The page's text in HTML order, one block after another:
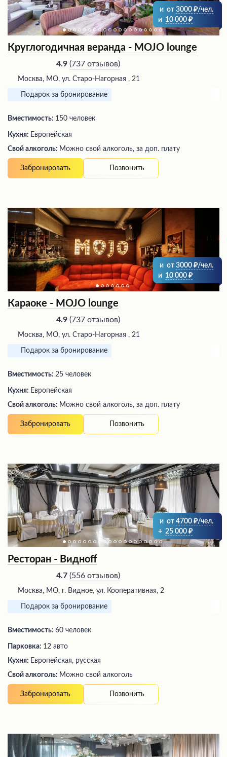
и от 3000
/чел.
и 10 000
Круглогодичная веранда - MOJO lounge
4.9 (737 отзывов)
Москва, МО, ул. Старо-Нагорная , 21
Подарок за бронирование
Вместимость: 150 человек
Кухня: Европейская
Свой алкоголь: Можно свой алкоголь, за доп. плату
Забронировать Позвонить
и от 3000
/чел.
и 10 000
Караоке - MOJO lounge
4.9 (737 отзывов)
Москва, МО, ул. Старо-Нагорная , 21
Подарок за бронирование
Вместимость: 25 человек
Кухня: Европейская
Свой алкоголь: Можно свой алкоголь, за доп. плату
Забронировать Позвонить
и от 4700
/чел.
+ 25 000
Ресторан - Виднoff
4.7 (556 отзывов)
Москва, МО, г. Видное, ул. Кооперативная, 2
Подарок за бронирование
Вместимость: 60 человек
Парковка: 12 авто
Кухня: Европейская, русская
Свой алкоголь: Можно свой алкоголь
Забронировать Позвонить